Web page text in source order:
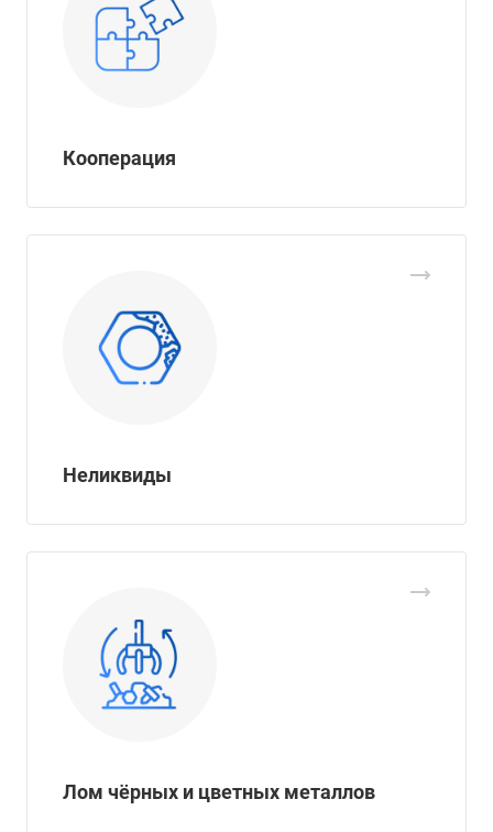
Кооперация
Неликвиды
Лом чёрных и цветных металлов